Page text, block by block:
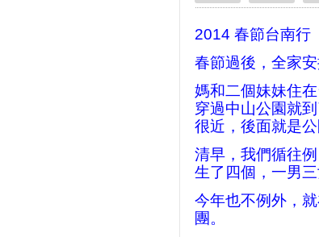
2014 春節台南行
春節過後，全家
媽和二個妹妹住
穿過中山公園就
很近，後面就是
清早，我們循往
生了四個，一男
今年也不例外，
團。